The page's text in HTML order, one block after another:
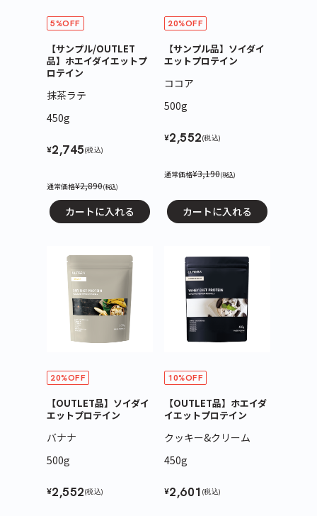
5%OFF
【サンプル/OUTLET
品】ホエイダイエットプ
ロテイン
抹茶ラテ
450g
¥2,745(税込)
通常価格¥2,890(税込)
カートに入れる
20%OFF
【サンプル品】ソイダイ
エットプロテイン
ココア
500g
¥2,552(税込)
通常価格¥3,190(税込)
カートに入れる
20%OFF
【OUTLET品】ソイダイ
エットプロテイン
バナナ
500g
¥2,552(税込)
10%OFF
【OUTLET品】ホエイダ
イエットプロテイン
クッキー&クリーム
450g
¥2,601 (税込)